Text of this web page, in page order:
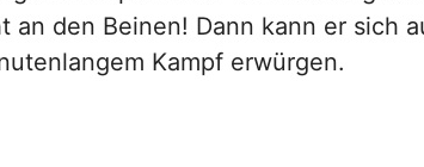
an den Beinen! Dann kann er sich
Kampf erwürgen.